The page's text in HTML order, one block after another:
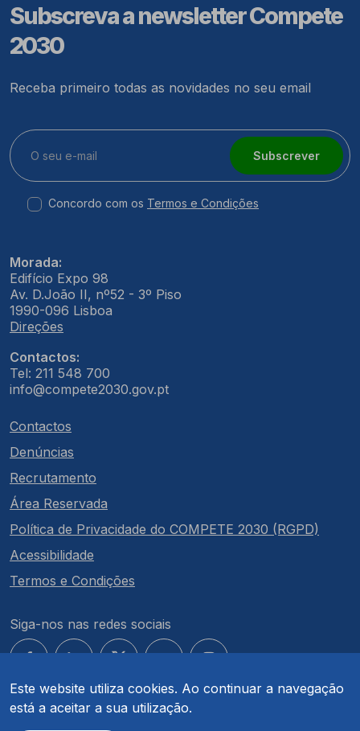
Este website utiliza cookies. Ao continuar a navegação
está a aceitar a sua utilização.
Subscreva a newsletter Compete
2030
Receba primeiro todas as novidades no seu email
Subscrever
Concordo com os Termos e Condições
Morada:
Edifício Expo 98
Av. D.João II, nº52 - 3º Piso
1990-096 Lisboa
Direções
Contactos:
Tel: 211 548 700
info@compete2030.gov.pt
Contactos
Denúncias
Recrutamento
Área Reservada
Política de Privacidade do COMPETE 2030 (RGPD)
Acessibilidade
Termos e Condições
Siga-nos nas redes sociais